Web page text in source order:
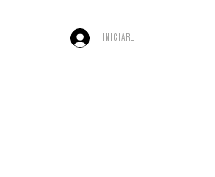
Iniciar sesión